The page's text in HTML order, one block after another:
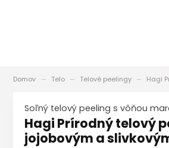
Domov Telo Telové peelingy Hagi
Soľný telový peeling s vôňou
Hagi Prírodný telový
jojobovým a